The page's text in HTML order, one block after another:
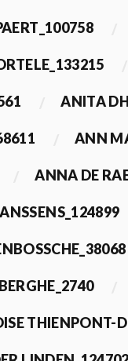
ANITA
ANN
ANNA DE
THIENPONT-